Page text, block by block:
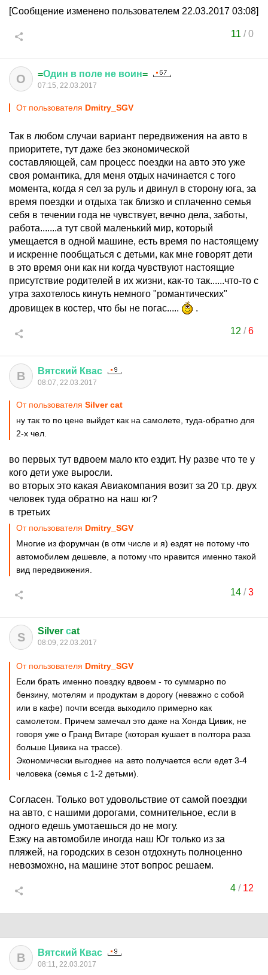
[Сообщение изменено пользователем 22.03.2017 03:08]
11 /0
О =Один в поле не воин=
07:15, 22.03.2017
От пользователя Dmitry_SGV
Так в любом случаи вариант передвижения на авто в
приоритете, тут даже без экономической
составляющей, сам процесс поездки на авто это уже
своя романтика, для меня отдых начинается с того
момента, когда я сел за руль и двинул в сторону юга, за
время поездки и отдыха так близко и сплаченно семья
себя в течении года не чувствует, вечно дела, заботы,
работа.......а тут свой маленький мир, который
умещается в одной машине, есть время по настоящему
и искренне пообщаться с детьми, как мне говорят дети
в это время они как ни когда чувствуют настоящие
присутствие родителей в их жизни, как-то так......что-то с
утра захотелось кинуть немного "романтических"
дровищек в костер, что бы не погас.....
.
12 /6
В Вятский Квас
08:07, 22.03.2017
От пользователя Silver сat
ну так то по цене выйдет как на самолете, туда-обратно для
2-х чел.
во первых тут вдвоем мало кто ездит. Ну разве что те у
кого дети уже выросли.
во вторых это какая Авиакомпания возит за 20 т.р. двух
человек туда обратно на наш юг?
в третьих
От пользователя Dmitry_SGV
Многие из форумчан (в отм числе и я) ездят не потому что
автомобилем дешевле, а потому что нравится именно такой
вид передвижения.
14 /3
S Silver сat
08:09, 22.03.2017
От пользователя Dmitry_SGV
Если брать именно поездку вдвоем - то суммарно по
бензину, мотелям и продуктам в дорогу (неважно с собой
или в кафе) почти всегда выходило примерно как
самолетом. Причем замечал это даже на Хонда Цивик, не
говоря уже о Гранд Витаре (которая кушает в полтора раза
больше Цивика на трассе).
Экономически выгоднее на авто получается если едет 3-4
человека (семья с 1-2 детьми).
Согласен. Только вот удовольствие от самой поездки
на авто, с нашими дорогами, сомнительное, если в
одного едешь умотаешься до не могу.
Езжу на автомобиле иногда наш Юг только из за
пляжей, на городских в сезон отдохнуть полноценно
невозможно, на машине этот вопрос решаем.
4 / 12
В Вятский Квас
08:11, 22.03.2017